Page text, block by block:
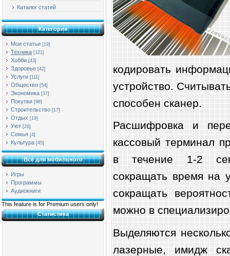
Каталог статей
Категории
Мои статьи [19]
Техника [121]
Хобби [43]
Здоровье [42]
Услуги [111]
Общество [54]
Экономика [37]
Покупки [98]
Строительство [17]
Отдых [19]
Уют [26]
Семья [4]
Культура [45]
Всё для мобильного
Игры
Программы
Аудиокниги
This feature is for Premium users only!
Статистика
кодировать
устройство.
способен сканер.
Расшифровка и
кассовый терминал
в течение 1-2
сокращать время на
сокращать
можно в
Выделяются
лазерные, имидж